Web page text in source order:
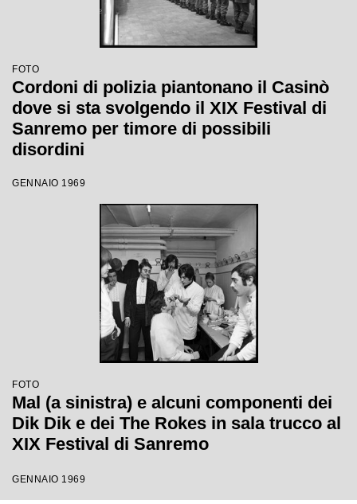
FOTO
Cordoni di polizia piantonano il Casinò
dove si sta svolgendo il XIX Festival di
Sanremo per timore di possibili
disordini
GENNAIO 1969
FOTO
Mal (a sinistra) e alcuni componenti dei
Dik Dik e dei The Rokes in sala trucco al
XIX Festival di Sanremo
GENNAIO 1969